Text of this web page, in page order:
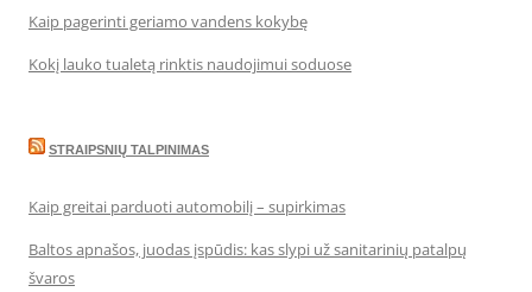
Kaip pagerinti geriamo vandens kokybę
Kokį lauko tualetą rinktis naudojimui soduose
STRAIPSNIŲ TALPINIMAS
Kaip greitai parduoti automobilį – supirkimas
Baltos apnašos, juodas įspūdis: kas slypi už sanitarinių patalpų
švaros